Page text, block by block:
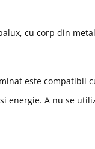
cu corp din
este compatibil
energie. A nu se